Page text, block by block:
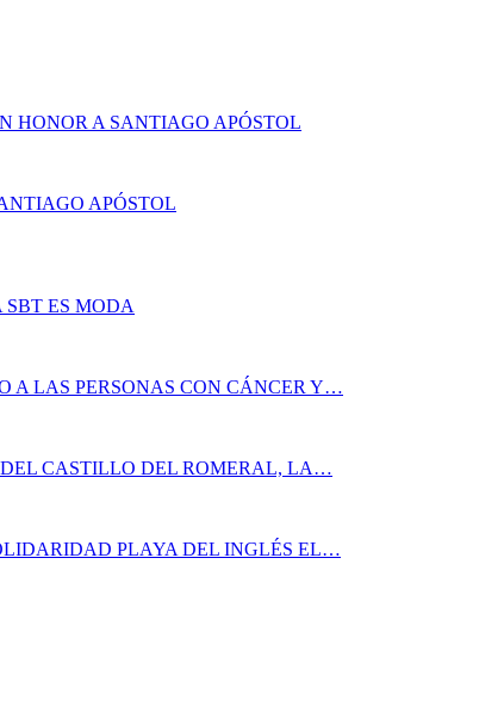
HONOR A SANTIAGO APÓSTOL
APÓSTOL
ES MODA
A LAS PERSONAS CON CÁNCER Y…
CASTILLO DEL ROMERAL, LA…
PLAYA DEL INGLÉS EL…